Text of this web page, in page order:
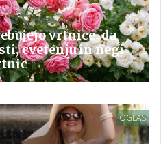
vrtnice, da
cvetenju in negi
OGLAS